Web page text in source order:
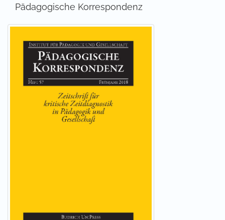
Pädagogische Korrespondenz